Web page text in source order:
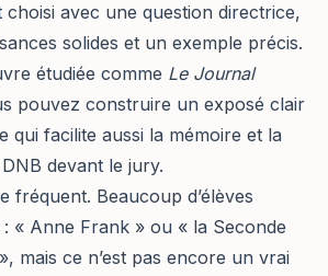
avec une question directrice,
solides et un exemple précis.
étudiée comme Le Journal
pouvez construire un exposé clair
qui facilite aussi la mémoire et la
devant le jury.
fréquent. Beaucoup d’élèves
« Anne Frank » ou « la Seconde
mais ce n’est pas encore un vrai